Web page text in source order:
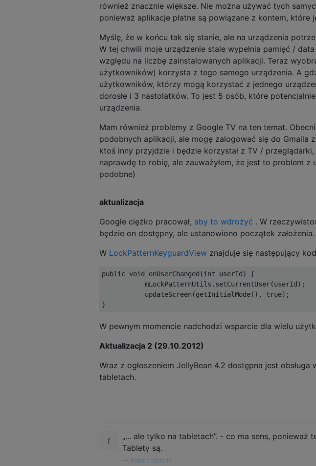
również znacznie większe. Nie można używać tych
ponieważ aplikacje płatne są powiązane z kontem, które
Myślę, że w końcu tak się stanie, ale na urządzenia
W tej chwili moje urządzenie stale wypełnia pamięć /
względu na liczbę zainstalowanych aplikacji. Teraz
użytkowników) korzysta z tego samego urządzenia. A
użytkowników, którzy mogą korzystać z jednego
dorosłe i 3 nastolatków. To jest 5 osób, które
urządzenia.
Mam również problemy z Google TV na ten temat.
podobnych aplikacji, ale mogę zalogować się do Gmaila
ktoś inny przyjdzie i będzie korzystał z TV /
naprawdę to robię, ale zauważyłem, że jest to problem z
podobne)
aktualizacja
Google ciężko pracował, aby to wdrożyć . W
będzie on dostępny, ale ustanowiono początek założenia.
W LockPatternKeyguardView znajduje się następujący
public void onUserChanged(int userId) {
           mLockPatternUtils.setCurrentUser(userId);
           updateScreen(getInitialMode(), true);
W pewnym momencie nadchodzi wsparcie dla wielu
Aktualizacja 2 (29.10.2012)
Wraz z ogłoszeniem JellyBean 4.2 dostępna jest
tabletach.
„... ale tylko na tabletach”. - co ma sens, ponieważ
Tablety są.
Robert Koritnik